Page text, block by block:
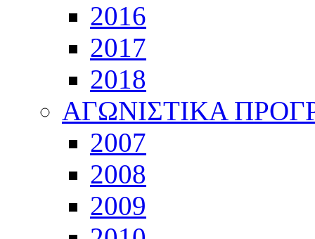
2016
2017
2018
ΑΓΩΝΙΣΤΙΚΑ
2007
2008
2009